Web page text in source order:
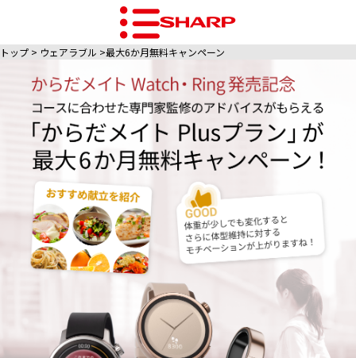
トップ ウェアラブル 最大6か月無料キャンペーン